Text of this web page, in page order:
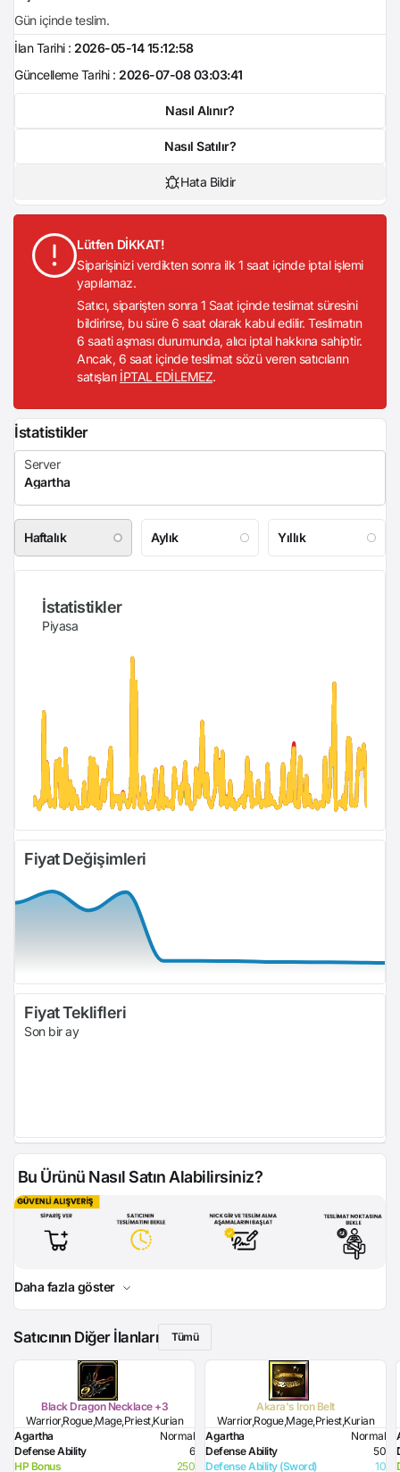
Gün içinde teslim.
İlan Tarihi : 2026-05-14 15:12:58
Güncelleme Tarihi : 2026-07-08 03:03:41
Nasıl Alınır?
Nasıl Satılır?
Hata Bildir
Lütfen DİKKAT!
Siparişinizi verdikten sonra ilk 1 saat içinde iptal işlemi
yapılamaz.
Satıcı, siparişten sonra 1 Saat içinde teslimat süresini
bildirirse, bu süre 6 saat olarak kabul edilir. Teslimatın
6 saati aşması durumunda, alıcı iptal hakkına sahiptir.
Ancak, 6 saat içinde teslimat sözü veren satıcıların
satışları İPTAL EDİLEMEZ.
İstatistikler
Haftalık Aylık Yıllık
İstatistikler
Piyasa
Fiyat Değişimleri
Fiyat Teklifleri
Son bir ay
Bu Ürünü Nasıl Satın Alabilirsiniz?
Daha fazla göster
Satıcının Diğer İlanları Tümü
Black Dragon Necklace +3
Warrior,Rogue,Mage,Priest,Kurian
Agartha
Normal
Defense Ability
6
HP Bonus
250
Akara's Iron Belt
Warrior,Rogue,Mage,Priest,Kurian
Agartha
Normal
Defense Ability
50
Defense Ability (Sword)
10